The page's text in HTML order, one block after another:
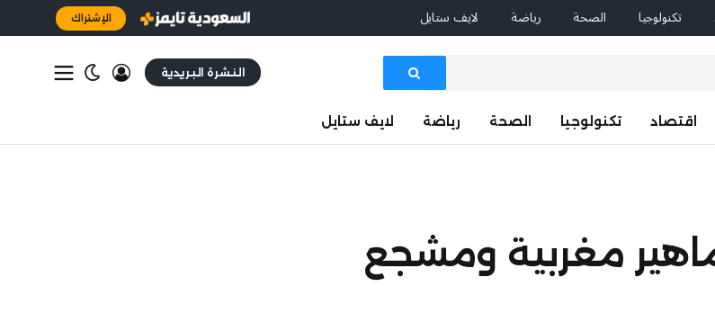
تكنولوجيا الصحة رياضة لايف ستايل الإشتراك
النشرة البريدية
اقتصاد تكنولوجيا الصحة رياضة لايف ستايل
مغربية ومشجع